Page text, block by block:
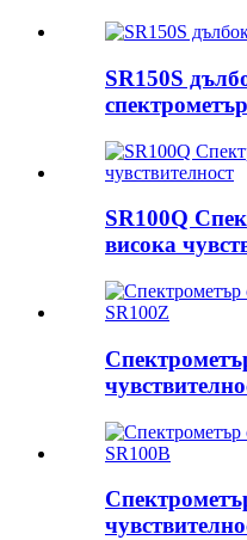
SR150S
спектрометър
SR100Q
висока